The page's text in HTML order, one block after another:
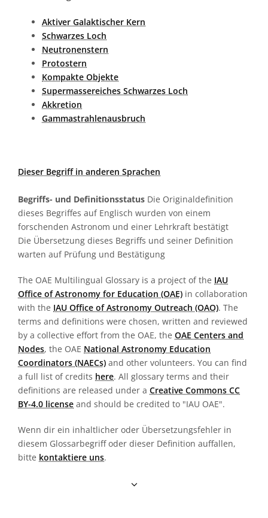
Aktiver Galaktischer Kern
Schwarzes Loch
Neutronenstern
Protostern
Kompakte Objekte
Supermassereiches Schwarzes Loch
Akkretion
Gammastrahlenausbruch
Dieser Begriff in anderen Sprachen
Begriffs- und Definitionsstatus Die Originaldefinition
dieses Begriffes auf Englisch wurden von einem
forschenden Astronom und einer Lehrkraft bestätigt
Die Übersetzung dieses Begriffs und seiner Definition
warten auf Prüfung und Bestätigung
The OAE Multilingual Glossary is a project of the IAU
Office of Astronomy for Education (OAE) in collaboration
with the IAU Office of Astronomy Outreach (OAO). The
terms and definitions were chosen, written and reviewed
by a collective effort from the OAE, the OAE Centers and
Nodes, the OAE National Astronomy Education
Coordinators (NAECs) and other volunteers. You can find
a full list of credits here. All glossary terms and their
definitions are released under a Creative Commons CC
BY-4.0 license and should be credited to "IAU OAE".
Wenn dir ein inhaltlicher oder Übersetzungsfehler in
diesem Glossarbegriff oder dieser Definition auffallen,
bitte kontaktiere uns.